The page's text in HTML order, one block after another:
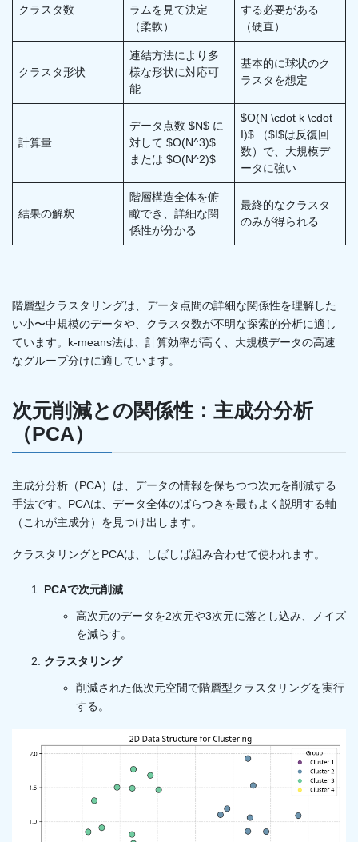
クラスタ数
ラムを見て決定
（柔軟）
する必要がある
（硬直）
クラスタ形状
連結方法により多
様な形状に対応可
能
基本的に球状のク
ラスタを想定
計算量
データ点数 $N$ に
対して $O(N^3)$
または $O(N^2)$
$O(N \cdot k \cdot
I)$ （$I$は反復回
数）で、大規模デ
ータに強い
結果の解釈
階層構造全体を俯
瞰でき、詳細な関
係性が分かる
最終的なクラスタ
のみが得られる
階層型クラスタリングは、データ点間の詳細な関係性を理解した
い小〜中規模のデータや、クラスタ数が不明な探索的分析に適し
ています。k-means法は、計算効率が高く、大規模データの高速
なグループ分けに適しています。
次元削減との関係性：主成分分析
（PCA）
主成分分析（PCA）は、データの情報を保ちつつ次元を削減する
手法です。PCAは、データ全体のばらつきを最もよく説明する軸
（これが主成分）を見つけ出します。
クラスタリングとPCAは、しばしば組み合わせて使われます。
PCAで次元削減
高次元のデータを2次元や3次元に落とし込み、ノイズ
を減らす。
クラスタリング
削減された低次元空間で階層型クラスタリングを実行
する。